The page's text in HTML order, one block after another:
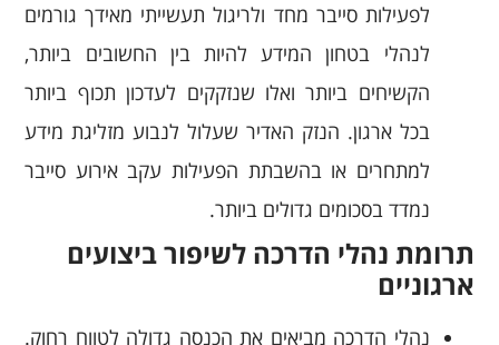
לפעילות סייבר מחד ולריגול תעשייתי מאידך גורמים
לנהלי בטחון המידע להיות בין החשובים ביותר,
הקשיחים ביותר ואלו שנזקקים לעדכון תכוף ביותר
בכל ארגון. הנזק האדיר שעלול לנבוע מזליגת מידע
למתחרים או בהשבתת הפעילות עקב אירוע סייבר
נמדד בסכומים גדולים ביותר.
תרומת נהלי הדרכה לשיפור ביצועים
ארגוניים
נהלי הדרכה מביאים את הכנסה גדולה לטווח רחוק.